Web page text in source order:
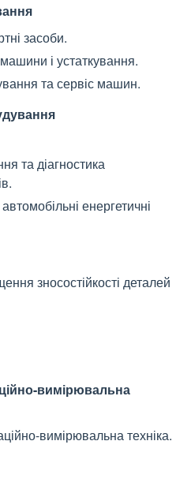
засоби.
і устаткування.
та сервіс машин.
та діагностика
енергетичні
зносостійкості деталей
вимірювальна
вимірювальна техніка.